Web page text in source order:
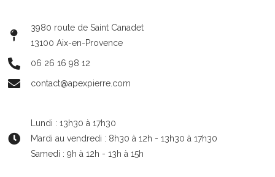
3980 route de Saint Canadet
13100 Aix-en-Provence
06 26 16 98 12
contact@apexpierre.com
Lundi : 13h30 à 17h30
Mardi au vendredi : 8h30 à 12h - 13h30 à 17h30
Samedi : 9h à 12h - 13h à 15h